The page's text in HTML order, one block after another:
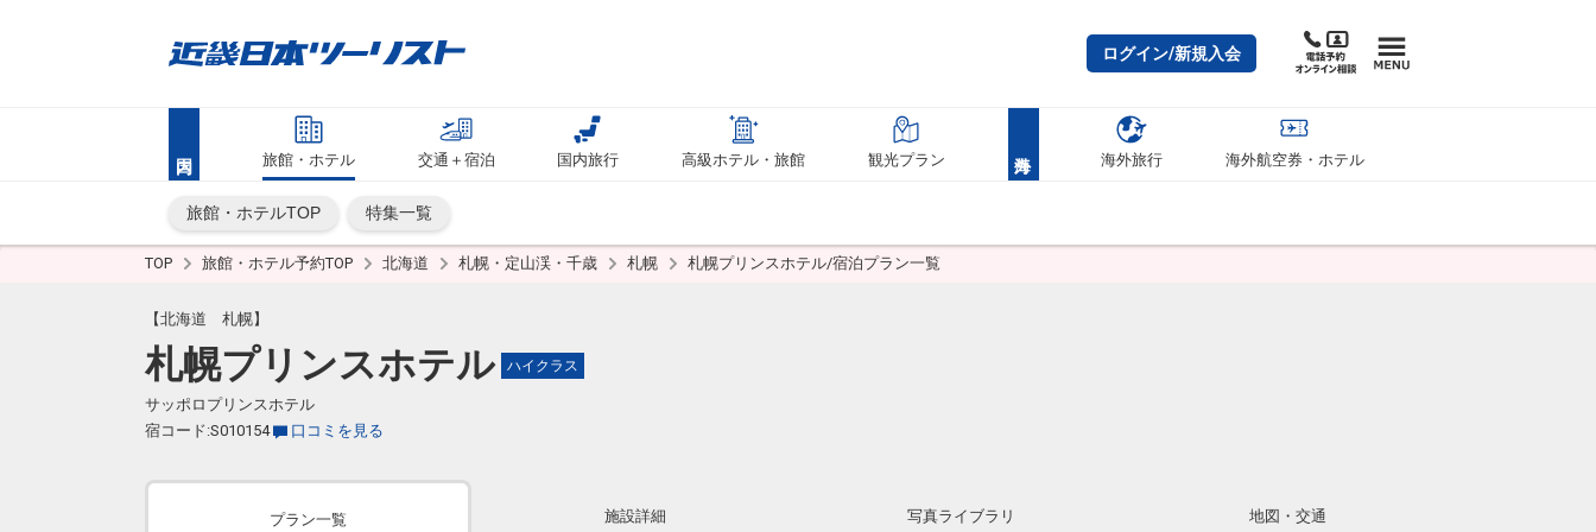
ログイン/新規入会
旅館・ホテル 交通＋宿泊 国内旅行 高級ホテル・旅館 観光プラン 海外旅行 海外航空券・ホテル
旅館・ホテルTOP 特集一覧
TOP 旅館・ホテル予約TOP 北海道 札幌・定山渓・千歳 札幌 札幌プリンスホテル/宿泊プラン一覧
【北海道 札幌】
札幌プリンスホテル ハイクラス
サッポロプリンスホテル
宿コード:S010154
口コミを見る
プラン一覧 施設詳細 写真ライブラリ 地図・交通